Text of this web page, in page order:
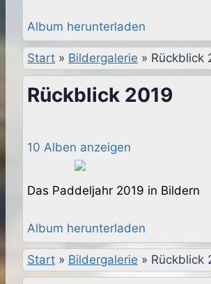
Album herunterladen
Start » Bildergalerie » Rückblick
Rückblick 2019
10 Alben anzeigen
Das Paddeljahr 2019 in Bildern
Album herunterladen
Start » Bildergalerie » Rückblick